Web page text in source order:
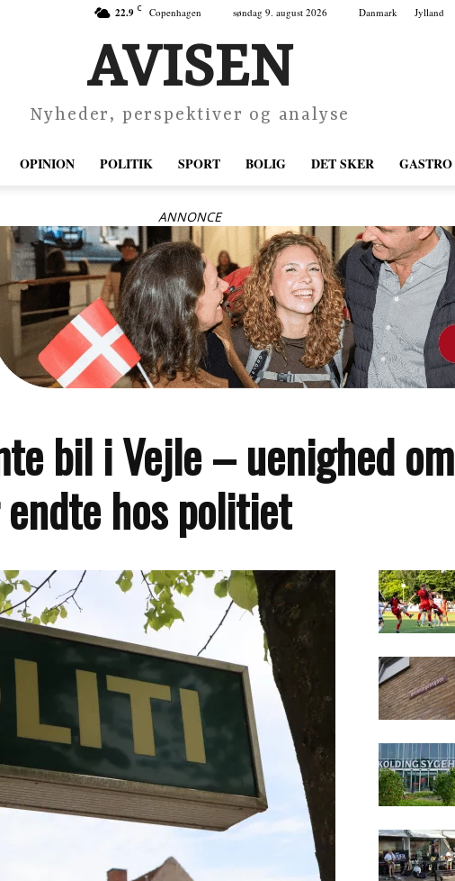
22.9 C Copenhagen søndag 9. august 2026 Danmark Jylland
AVISEN
Nyheder, perspektiver og analyse
OPINION POLITIK SPORT BOLIG DET SKER GASTRO
ANNONCE
bil i Vejle – uenighed om
hos politiet